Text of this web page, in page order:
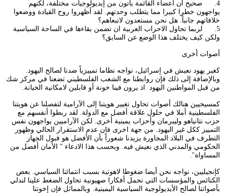
4. صحيح أن أعضاء القائمة يأتون من إيديولوجيات مختلفة، لكنهم
يواجهون خطرا كبيرا مما يتطلب وحدتهم. لقد أظهروا روح القيادة ووضعوا
خلافاتهم جانباً. هل نحن مستعدون لاتبعاهم؟
5. لربما تحاول الاحزاب العربية ان تضمن بقاءها في الساحة السياسية
ولكن كيف يختلف هذا الوضع عن السابق؟
أصوات أخرى
كغير يهود نعيش في إسرائيل، نواجه نظاما تمييزياً ضدنا لصالح اليهود.
وبالإضافة إلى ذلك فإن روابطنا مع الشعب الفلسطيني تضعنا في مركز شك
من قبل المواطنين اليهود اذ يرون فينا خونة أو قابلين لامكانية الخيانة.
كمسيحيين هنالك أصوات تحاول تغيير هويتنا إلى الآرامية لتفصلنا عن هويتنا
الفلسطينية أملا في حلول علاقة أفضل مع الدولة. لقد ربطوا أنفسهم مع
حزب نتانياهو وليبرمان وأحزاب يمينية أخرى. لكن الآراميين يواجهون نفس
التمييز ككل غير اليهود. من جهة اخرى فان عدم الاستقرار الحالي وظهور
التطرف في البلاد المجاورة يزيدنا شعوراً بأن الأفضل هو قبول الجهاز
الحكومي والمدني الذي نعيش فيه. وبحسب هذا الادعاء " الأمان أفضل من
المساواة".
كإنجيليين، نواجه نحن أيضا ضغوطا لاهوتية بسبب انتمائنا السياسي. بعض
الكنائس والمؤسسات التي تحمل أفكارا صهيونية تحاول الضغط علينا لندلي
بأصواتنا لصالح الأيديولوجية السياسية اليمينية. وبالمماثل فإن إخوتنا